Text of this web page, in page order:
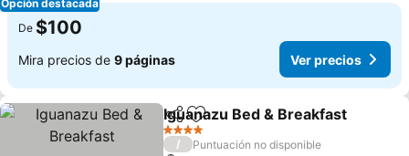
Opción destacada
De $100
Mira precios de 9 páginas Ver precios
CompartirAgregar a favoritos
Iguanazu Bed & Breakfast
4 Estrellas
/
Puntuación no disponible